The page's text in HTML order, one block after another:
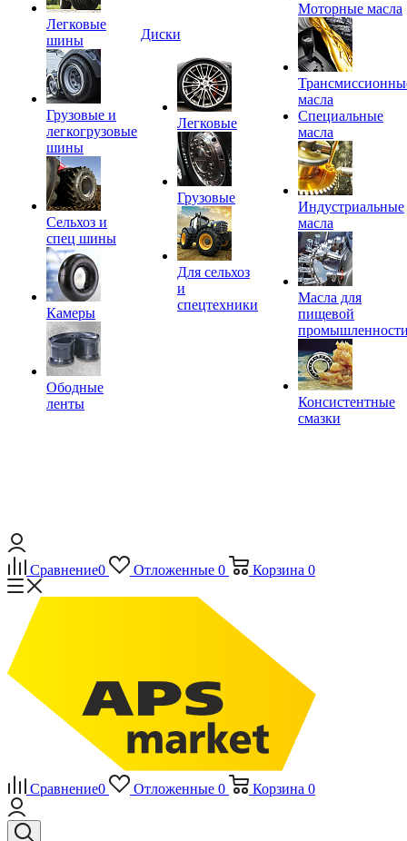
Легковые
шины
Грузовые и
легкогрузовые
шины
Сельхоз и
спец шины
Камеры
Ободные
ленты
Диски
Легковые
Грузовые
Для сельхоз
и
спецтехники
Моторные масла
масла
Специальные
масла
Индустриальные
масла
Масла для
пищевой
Консистентные
смазки
Сравнение0 Отложенные 0 Корзина 0
Сравнение0 Отложенные 0 Корзина 0